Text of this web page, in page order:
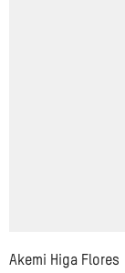
Akemi Higa Flores